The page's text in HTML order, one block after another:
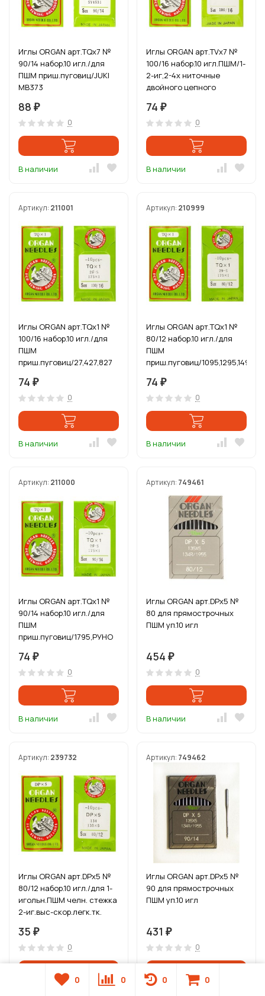
Иглы ORGAN арт.TQx7 №
90/14 набор.10 игл./для
ПШМ приш.пуговиц/JUKI
MB373
88 ₽
0
В наличии
Иглы ORGAN арт.TVx7 №
100/16 набор.10 игл.ПШМ/1-
2-иг,2-4х ниточные
двойного цепного
74 ₽
0
В наличии
Артикул: 211001
Иглы ORGAN арт.TQx1 №
100/16 набор.10 игл./для
ПШМ
приш.пуговиц/27,427,827
74 ₽
0
В наличии
Артикул: 210999
Иглы ORGAN арт.TQx1 №
80/12 набор.10 игл./для
ПШМ
приш.пуговиц/1095,1295,1495
74 ₽
0
В наличии
Артикул: 211000
Иглы ORGAN арт.TQx1 №
90/14 набор.10 игл./для
ПШМ
приш.пуговиц/1795,РУНО
74 ₽
0
В наличии
Артикул: 749461
Иглы ORGAN арт.DPx5 №
80 для прямострочных
ПШМ уп.10 игл
454 ₽
0
В наличии
Артикул: 239732
Иглы ORGAN арт.DPx5 №
80/12 набор.10 игл./для 1-
игольн.ПШМ челн. стежка
2-иг.выс-скор.легк.тк.
35 ₽
0
Артикул: 749462
Иглы ORGAN арт.DPx5 №
90 для прямострочных
ПШМ уп.10 игл
431 ₽
0
0 0 0 0